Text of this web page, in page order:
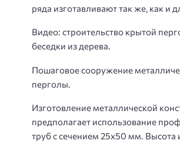
ряда изготавливают так же, как и
Видео: строительство крытой
беседки из дерева.
Пошаговое сооружение
перголы.
Изготовление металлической
предполагает использование
труб с сечением 25х50 мм. Высота